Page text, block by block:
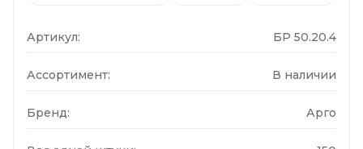
Артикул: БР 50.20.4
Ассортимент: В наличии
Бренд: Арго